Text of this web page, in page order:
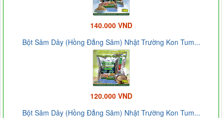
140.000 VND
Bột Sâm Dây (Hồng Đẳng Sâm) Nhật Trường Kon Tum...
120.000 VND
Bột Sâm Dây (Hồng Đẳng Sâm) Nhật Trường Kon Tum...